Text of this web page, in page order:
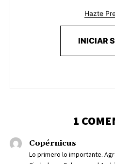
Hazte
INICIAR
1
Copérnicus
Lo primero lo importante.